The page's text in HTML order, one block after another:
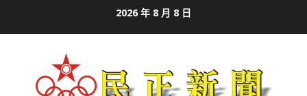
2026 年 8 月 8 日